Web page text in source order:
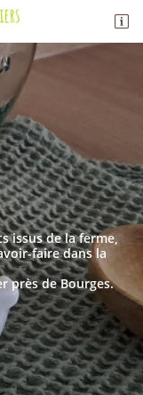

issus de la ferme,
faire dans la
près de Bourges.